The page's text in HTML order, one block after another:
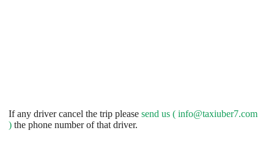
If any driver cancel the trip please send us ( info@taxiuber7.com
) the phone number of that driver.